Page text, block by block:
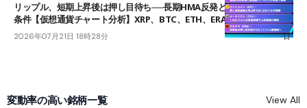
リップル、短期上昇後は押し目待ち──長期HMA反発と雲上抜けが買い
条件【仮想通貨チャート分析】XRP、BTC、ETH、ERA
2026年07月21日 18時28分
変動率の高い銘柄一覧 View All